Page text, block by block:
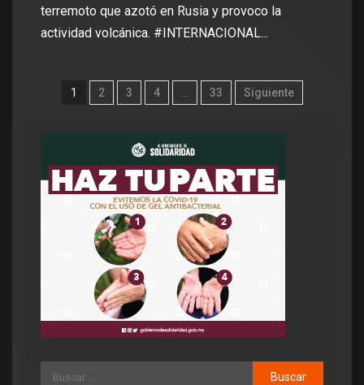
terremoto que azotó en Rusia y provoco la
actividad volcánica. #INTERNACIONAL...
1 2 3 4 … 33 Siguiente